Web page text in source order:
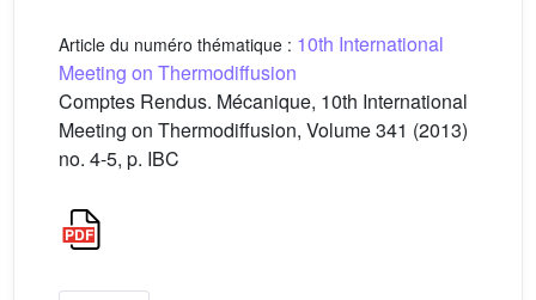
Article du numéro thématique : 10th International
Meeting on Thermodiffusion
Comptes Rendus. Mécanique, 10th International
Meeting on Thermodiffusion, Volume 341 (2013)
no. 4-5, p. IBC